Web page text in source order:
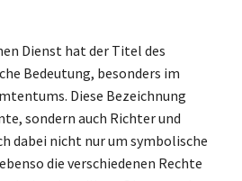
Dienst hat der Titel des
Bedeutung, besonders im
Diese Bezeichnung
sondern auch Richter und
dabei nicht nur um symbolische
die verschiedenen Rechte